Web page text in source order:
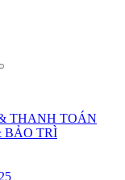
THANH TOÁN
BẢO TRÌ